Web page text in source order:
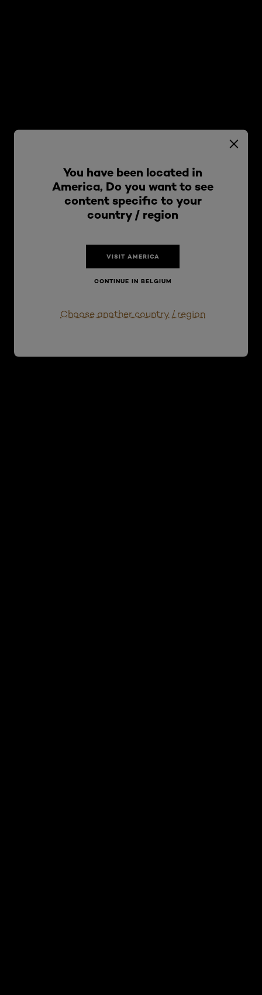
You have been located in
America, Do you want to see
content specific to your
country / region
VISIT AMERICA
CONTINUE IN BELGIUM
Choose another country / region